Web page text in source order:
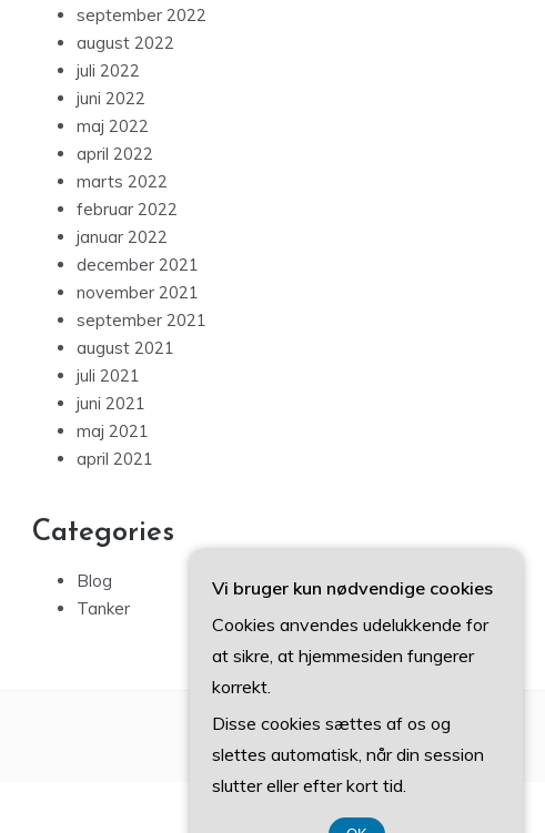
september 2022
august 2022
juli 2022
juni 2022
maj 2022
april 2022
marts 2022
februar 2022
januar 2022
december 2021
november 2021
september 2021
august 2021
juli 2021
juni 2021
maj 2021
april 2021
Categories
Blog
Tanker
Vi bruger kun nødvendige cookies
Cookies anvendes udelukkende for
at sikre, at hjemmesiden fungerer
korrekt.
Disse cookies sættes af os og
slettes automatisk, når din session
slutter eller efter kort tid.